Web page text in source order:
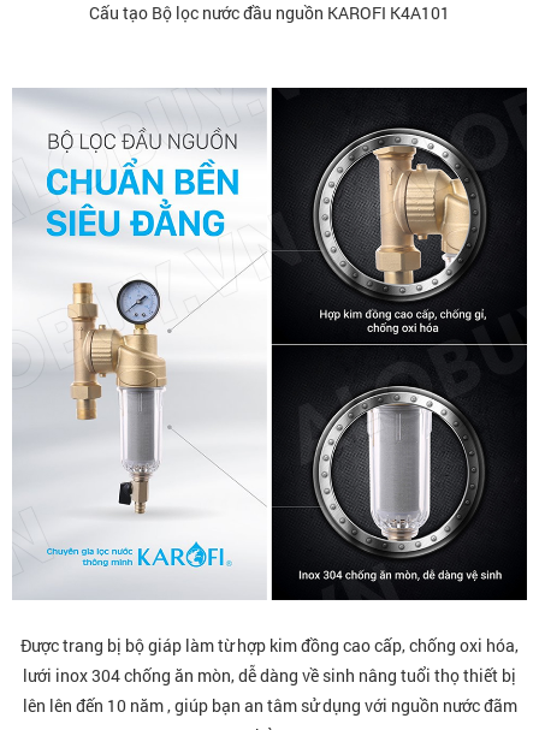
Cấu tạo Bộ lọc nước đầu nguồn KAROFI K4A101
Được trang bị bộ giáp làm từ hợp kim đồng cao cấp, chống oxi hóa,
lưới inox 304 chống ăn mòn, dễ dàng về sinh nâng tuổi thọ thiết bị
lên lên đến 10 năm , giúp bạn an tâm sử dụng với nguồn nước đãm